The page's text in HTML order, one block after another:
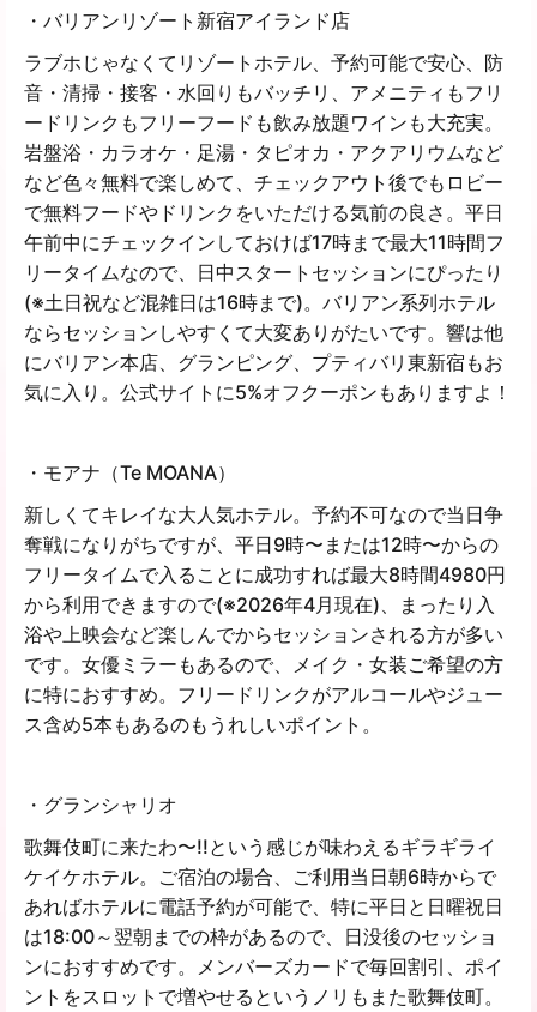
・バリアンリゾート新宿アイランド店
ラブホじゃなくてリゾートホテル、予約可能で安心、防
音・清掃・接客・水回りもバッチリ、アメニティもフリ
ードリンクもフリーフードも飲み放題ワインも大充実。
岩盤浴・カラオケ・足湯・タピオカ・アクアリウムなど
など色々無料で楽しめて、チェックアウト後でもロビー
で無料フードやドリンクをいただける気前の良さ。平日
午前中にチェックインしておけば17時まで最大11時間フ
リータイムなので、日中スタートセッションにぴったり
(※土日祝など混雑日は16時まで)。バリアン系列ホテル
ならセッションしやすくて大変ありがたいです。響は他
にバリアン本店、グランピング、プティバリ東新宿もお
気に入り。公式サイトに5%オフクーポンもありますよ！
・モアナ（Te MOANA）
新しくてキレイな大人気ホテル。予約不可なので当日争
奪戦になりがちですが、平日9時〜または12時〜からの
フリータイムで入ることに成功すれば最大8時間4980円
から利用できますので(※2026年4月現在)、まったり入
浴や上映会など楽しんでからセッションされる方が多い
です。女優ミラーもあるので、メイク・女装ご希望の方
に特におすすめ。フリードリンクがアルコールやジュー
ス含め5本もあるのもうれしいポイント。
・グランシャリオ
歌舞伎町に来たわ〜!!という感じが味わえるギラギライ
ケイケホテル。ご宿泊の場合、ご利用当日朝6時からで
あればホテルに電話予約が可能で、特に平日と日曜祝日
は18:00～翌朝までの枠があるので、日没後のセッショ
ンにおすすめです。メンバーズカードで毎回割引、ポイ
ントをスロットで増やせるというノリもまた歌舞伎町。